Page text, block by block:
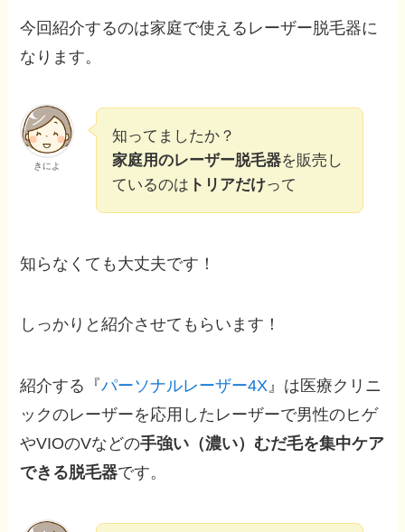
今回紹介するのは家庭で使えるレーザー脱毛器に
なります。
きによ
知ってましたか？
家庭用のレーザー脱毛器を販売し
ているのは トリアだけって
知らなくても大丈夫です！
しっかりと紹介させてもらいます！
紹介する『パーソナルレーザー4X』は医療クリニ
ックのレーザーを応用したレーザーで男性のヒゲ
やVIOのVなどの手強い（濃い）むだ毛を集中ケア
できる脱毛器です。